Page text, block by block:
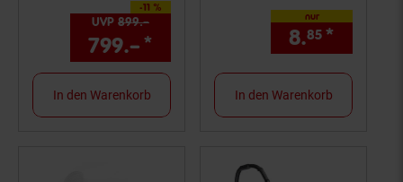
-11 %
Sie Sparen 11 Prozent,
UVP 899.–
799.–* Aktueller Preis: 799,–€
In den Warenkorb
nur
8.85 *
In den Warenkorb